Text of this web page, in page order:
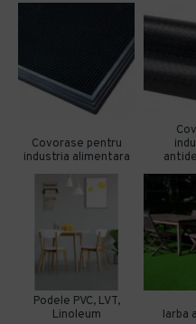
Covorase pentru
industria alimentara
Podele PVC, LVT,
Linoleum
Iarba